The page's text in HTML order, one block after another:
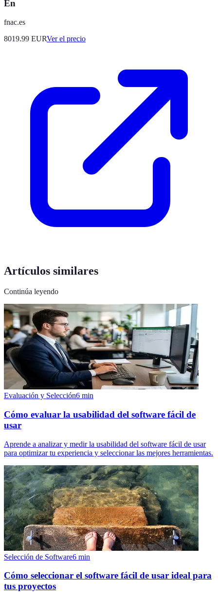
En
fnac.es
8019.99 EURVer el precio
Artículos similares
Continúa leyendo
Evaluación y Selección6 min
Cómo evaluar la usabilidad del software fácil de
usar
Aprende a analizar y medir la usabilidad del software fácil de usar
para optimizar tu experiencia y seleccionar las mejores herramientas.
Selección de Software6 min
Cómo seleccionar el software fácil de usar ideal para
tus proyectos